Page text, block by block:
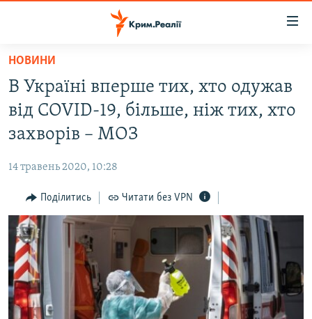
Перейти
основного
матеріалу
до
основної
навігації
Перейти
до
пошуку
ВОДА.КРИМ
ВІДЕО ТА ФОТО
БЛОГИ
ПОГЛЯД
ІНТЕРВ'Ю
ВСЕ ЗА ДЕНЬ
СПЕЦПРОЕКТИ
ДЕПОРТАЦІЯ
ЯК ОБІЙТИ БЛОКУВАННЯ
НОВИНИ
В Україні вперше тих, хто одужав
від COVID-19, більше, ніж тих, хто
захворів – МОЗ
14 травень 2020, 10:28
Поділитись Читати без VPN